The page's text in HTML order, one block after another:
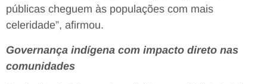
públicas cheguem às populações com mais
celeridade”, afirmou.
Governança indígena com impacto direto nas
comunidades